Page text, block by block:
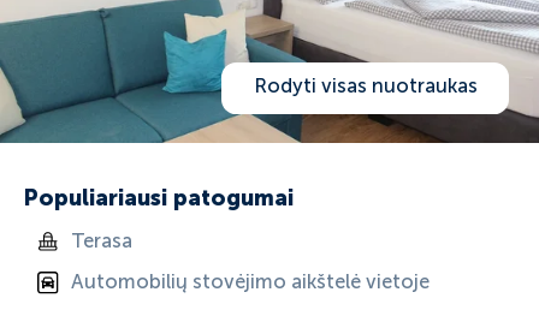
Rodyti visas nuotraukas
Populiariausi patogumai
Terasa
Automobilių stovėjimo aikštelė vietoje